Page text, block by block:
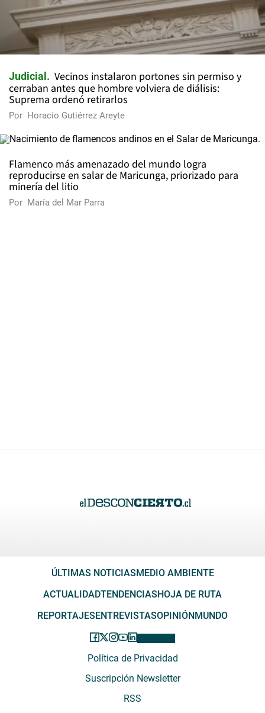
Judicial
Vecinos instalaron portones sin permiso y
cerraban antes que hombre volviera de diálisis:
Suprema ordenó retirarlos
Por Horacio Gutiérrez Areyte
Flamenco más amenazado del mundo logra
reproducirse en salar de Maricunga, priorizado para
minería del litio
Por María del Mar Parra
ÚLTIMAS NOTICIASMEDIO AMBIENTE
ACTUALIDADTENDENCIASHOJA DE RUTA
REPORTAJESENTREVISTASOPINIÓNMUNDO
Política de Privacidad
Suscripción Newsletter
RSS